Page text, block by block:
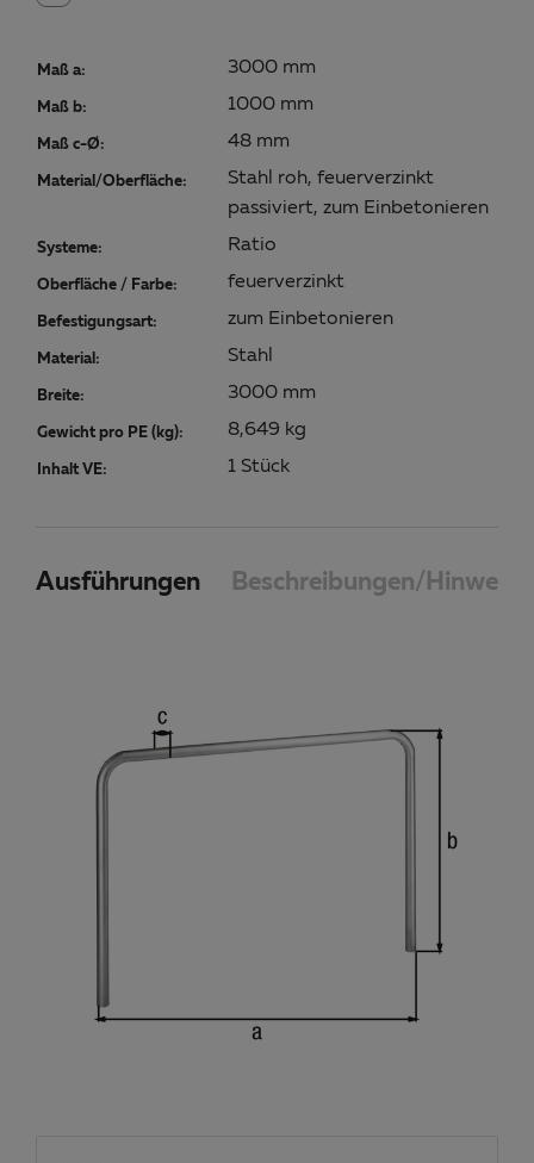
Maß a: 3000 mm
Maß b: 1000 mm
Maß c-Ø: 48 mm
Material/Oberfläche:
Stahl roh, feuerverzinkt
passiviert, zum Einbetonieren
Systeme: Ratio
Oberfläche / Farbe: feuerverzinkt
Befestigungsart: zum Einbetonieren
Material: Stahl
Breite: 3000 mm
Gewicht pro PE (kg): 8,649 kg
Inhalt VE: 1 Stück
Ausführungen Beschreibungen/Hinweise